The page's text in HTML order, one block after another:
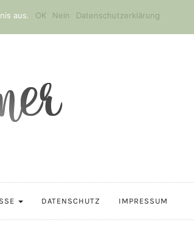
DATENSCHUTZ IMPRESSUM
aus. OK Nein Datenschutzerklärung